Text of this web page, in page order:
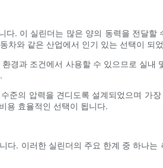
. 이 실린더는 많은 양의 동력을 전달
차와 같은 산업에서 인기 있는 선택이 되
경과 조건에서 사용할 수 있으므로 실
준의 압력을 견디도록 설계되었으며 가
용 효율적인 선택이 됩니다.
. 이러한 실린더의 주요 한계 중 하나